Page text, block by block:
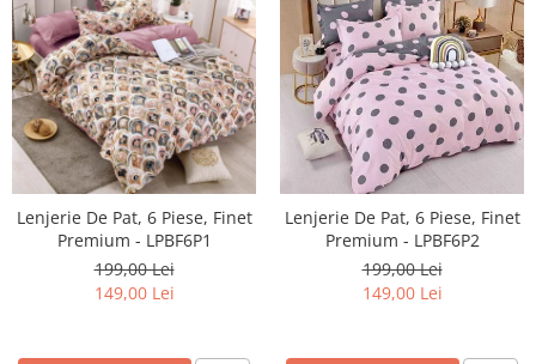
Lenjerie De Pat, 6 Piese, Finet
Premium - LPBF6P1
199,00 Lei
149,00 Lei
Lenjerie De Pat, 6 Piese, Finet
Premium - LPBF6P2
199,00 Lei
149,00 Lei